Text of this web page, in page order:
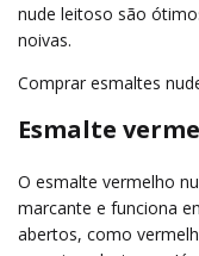
nude leitoso são
noivas.
Comprar esmaltes
Esmalte
O esmalte vermelho
marcante e funciona
abertos, como